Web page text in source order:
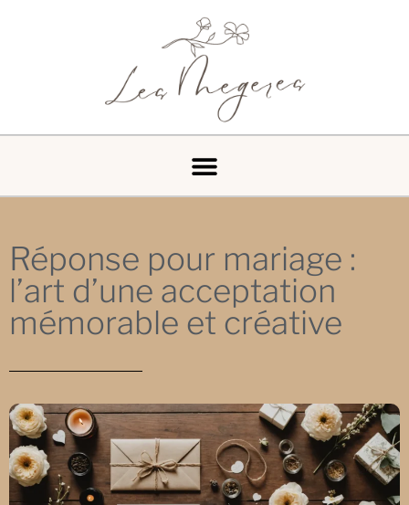
Réponse pour mariage :
l’art d’une acceptation
mémorable et créative